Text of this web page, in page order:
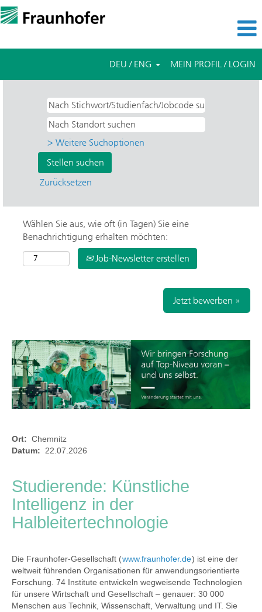
DEU / ENG MEIN PROFIL / LOGIN
> Weitere Suchoptionen
Zurücksetzen
Wählen Sie aus, wie oft (in Tagen) Sie eine
Benachrichtigung erhalten möchten:
Job-Newsletter erstellen
Jetzt bewerben »
Ort: Chemnitz
Datum: 22.07.2026
Studierende: Künstliche
Intelligenz in der
Halbleitertechnologie
Die Fraunhofer-Gesellschaft (www.fraunhofer.de) ist eine der
weltweit führenden Organisationen für anwendungsorientierte
Forschung. 74 Institute entwickeln wegweisende Technologien
für unsere Wirtschaft und Gesellschaft – genauer: 30 000
Menschen aus Technik, Wissenschaft, Verwaltung und IT. Sie